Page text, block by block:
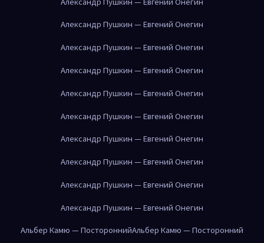
Александр Пушкин — Евгений Онегин
Александр Пушкин — Евгений Онегин
Александр Пушкин — Евгений Онегин
Александр Пушкин — Евгений Онегин
Александр Пушкин — Евгений Онегин
Александр Пушкин — Евгений Онегин
Александр Пушкин — Евгений Онегин
Александр Пушкин — Евгений Онегин
Александр Пушкин — Евгений Онегин
Альбер Камю — ПостороннийАльбер Камю — Посторонний